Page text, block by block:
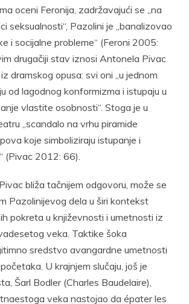
oceni Feronija, zadržavajući se „na
seksualnosti“, Pazolini je „banalizovao
i socijalne probleme“ (Feroni 2005:
drugačiji stav iznosi Antonela Pivac
dramskog opusa: svi oni „u jednom
od lagodnog konformizma i istupaju u
vlastite osobnosti“. Stoga je u
„scandalo na vrhu piramide
koje simboliziraju istupanje i
(Pivac 2012: 66).
bliža tačnijem odgovoru, može se
Pazolinijevog dela u širi kontekst
pokreta u književnosti i umetnosti iz
veka. Taktike šoka
sredstvo avangardne umetnosti
U krajnjem slučaju, još je
Šarl Bodler (Charles Baudelaire),
veka nastojao da épater les